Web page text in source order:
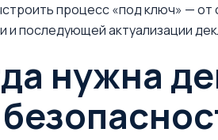
процесс «под ключ» —
и последующей актуализации
нужна